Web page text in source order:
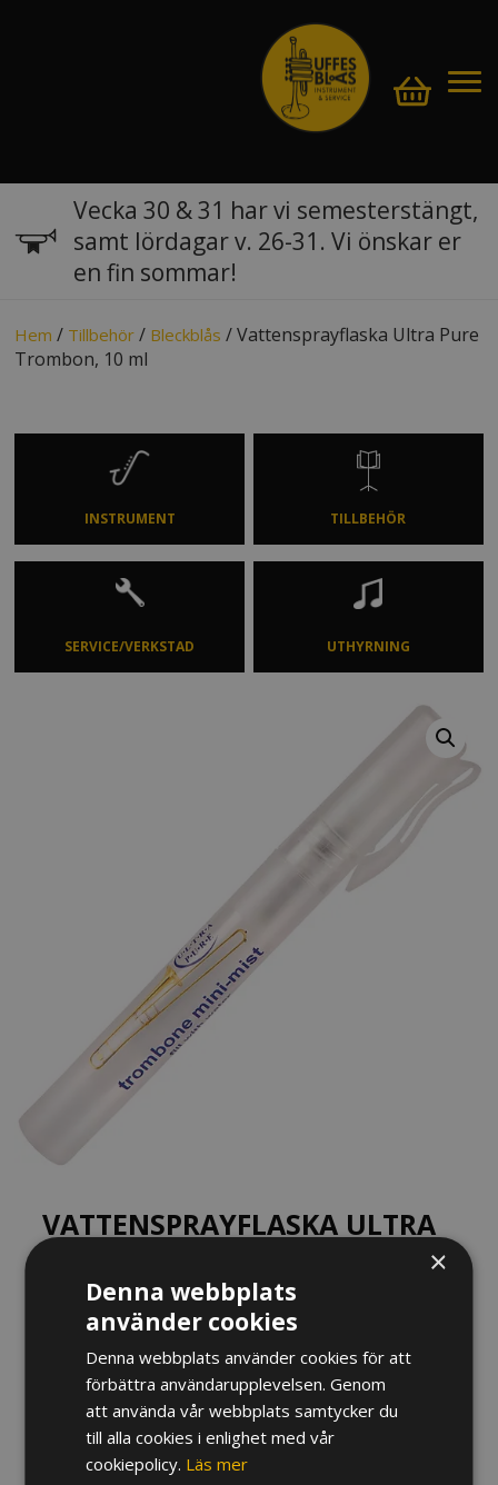
Vecka 30 & 31 har vi semesterstängt,
samt lördagar v. 26-31. Vi önskar er
en fin sommar!
Hem / Tillbehör / Bleckblås / Vattensprayflaska Ultra Pure
Trombon, 10 ml
INSTRUMENT TILLBEHÖR
SERVICE/VERKSTAD UTHYRNING
VATTENSPRAYFLASKA ULTRA
kr
Enkel och smidig sprayflaska till trombondrag. Fördela
dragsmörjmedel längs hela innerdraget plus några
sprayduschar vatten – perfekt drag.
I lager
×
Denna webbplats
använder cookies
Denna webbplats använder cookies för att
förbättra användarupplevelsen. Genom
att använda vår webbplats samtycker du
till alla cookies i enlighet med vår
cookiepolicy. Läs mer